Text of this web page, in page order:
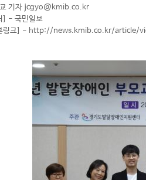
기자 jcgyo@kmib.co.kr
] - 국민일보
링크] - http://news.kmib.co.kr/article/